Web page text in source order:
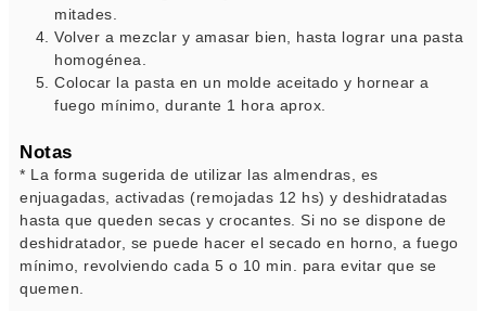
mitades.
Volver a mezclar y amasar bien, hasta lograr una pasta
homogénea.
Colocar la pasta en un molde aceitado y hornear a
fuego mínimo, durante 1 hora aprox.
Notas
* La forma sugerida de utilizar las almendras, es
enjuagadas, activadas (remojadas 12 hs) y deshidratadas
hasta que queden secas y crocantes. Si no se dispone de
deshidratador, se puede hacer el secado en horno, a fuego
mínimo, revolviendo cada 5 o 10 min. para evitar que se
quemen.